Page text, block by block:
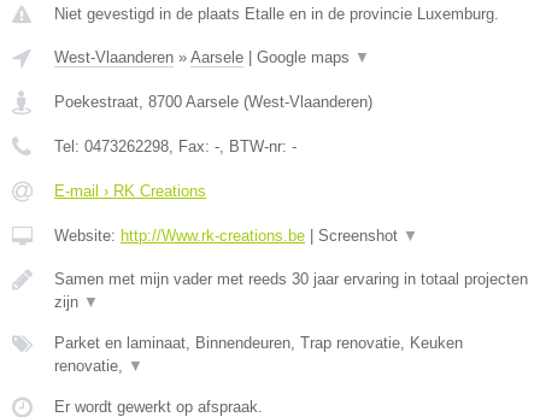
Niet gevestigd in de plaats Etalle en in de provincie Luxemburg.
West-Vlaanderen » Aarsele Google maps ▼
Poekestraat 8700 Aarsele (West-Vlaanderen)
Tel: 0473262298 , Fax: - , BTW-nr: -
E-mail › RK Creations
Website: http://Www.rk-creations.be Screenshot ▼
Samen met mijn vader met reeds 30 jaar ervaring in totaal projecten
zijn ▼
Parket en laminaat, Binnendeuren, Trap renovatie, Keuken
renovatie,
▼
Er wordt gewerkt op afspraak.